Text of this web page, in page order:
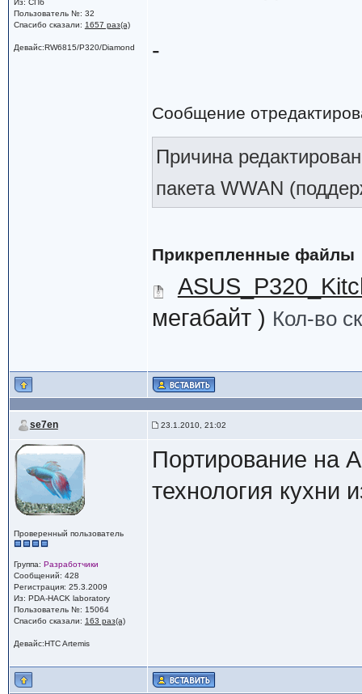
Из: СПб
Пользователь №: 32
Спасибо сказали: 1657 раз(а)
Девайс:RW6815/P320/Diamond -
Сообщение
Причина
пакета WWAN
Прикрепленные файлы
мегабайт ) Кол-во
se7en 23.1.2010, 21:02
Проверенный пользователь
Группа: Разработчики
Сообщений: 428
Регистрация: 25.3.2009
Из: PDA-HACK laboratory
Пользователь №: 15064
Спасибо сказали: 163 раз(а)
Девайс:HTC Artemis
Портирование на
технология кухни